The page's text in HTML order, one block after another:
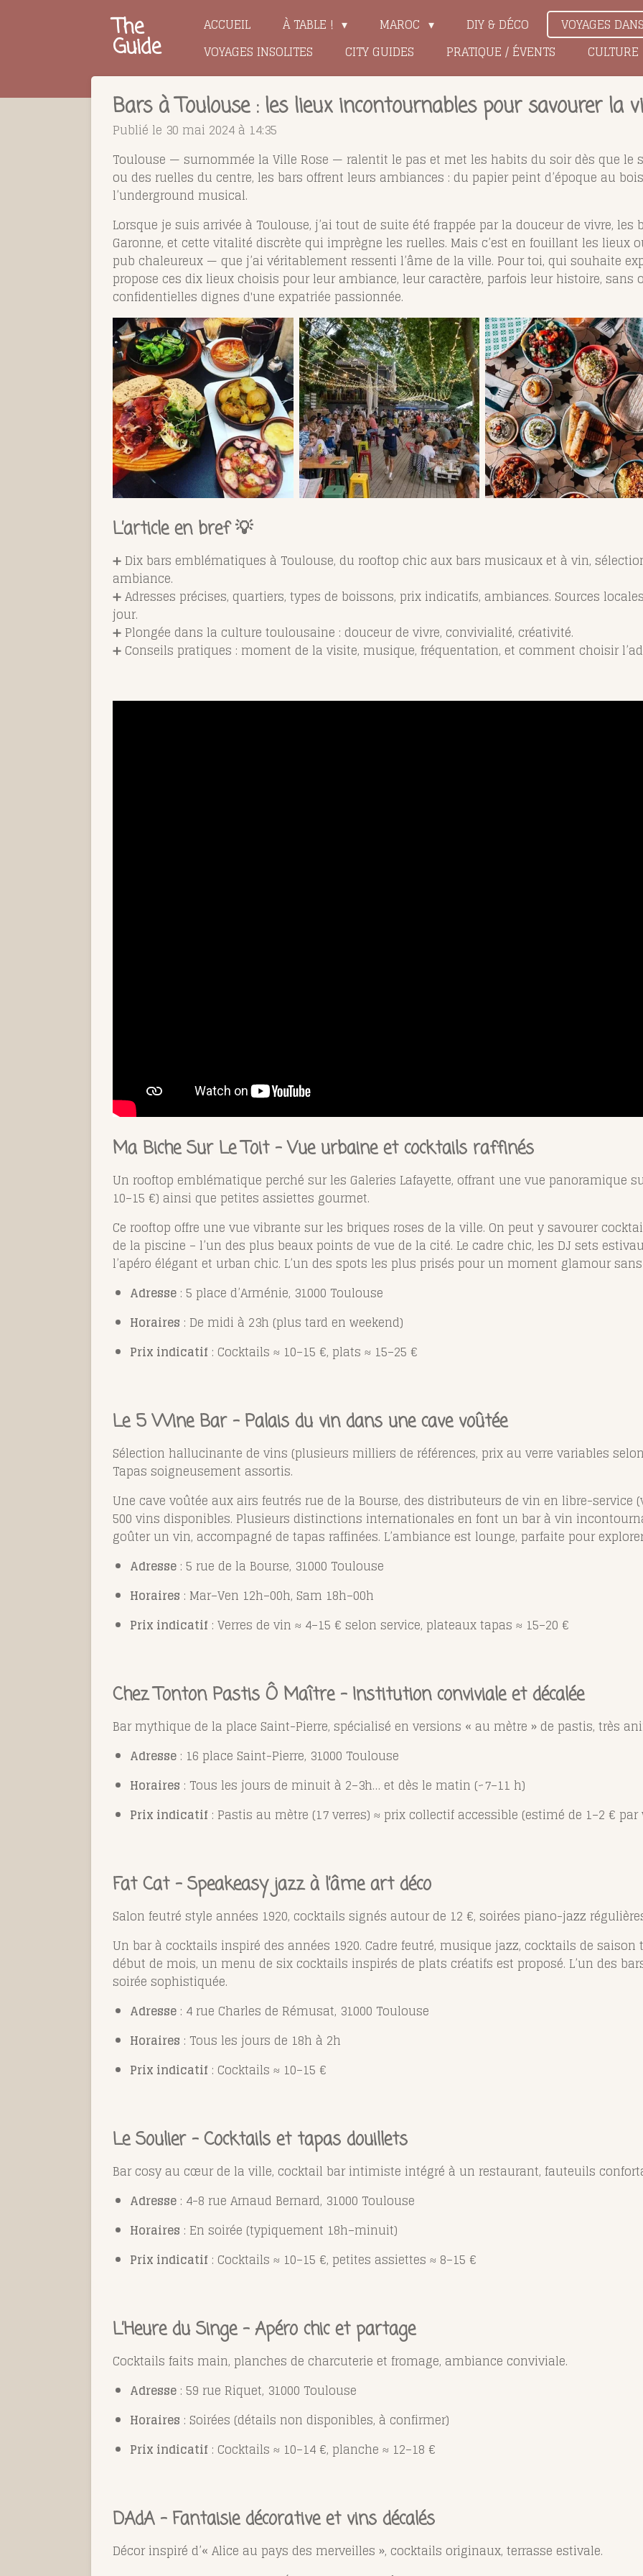
The
Guide
ACCUEIL À TABLE ! MAROC DIY & DÉCO
VOYAGES
VOYAGES INSOLITES
CITY GUIDES PRATIQUE / ÉVENTS CULTURE
Bars à Toulouse : les lieux incontournables pour savourer la
Publié le 30 mai 2024 à 14:35
Toulouse — surnommée la Ville Rose — ralentit le pas et met les habits du soir dès que le
ou des ruelles du centre, les bars offrent leurs ambiances : du papier peint d’époque au
l’underground musical.
Lorsque je suis arrivée à Toulouse, j’ai tout de suite été frappée par la douceur de vivre,
Garonne, et cette vitalité discrète qui imprègne les ruelles. Mais c’est en fouillant les lieux
pub chaleureux — que j’ai véritablement ressenti l’âme de la ville. Pour toi, qui souhaite
propose ces dix lieux choisis pour leur ambiance, leur caractère, parfois leur histoire,
confidentielles dignes d'une expatriée passionnée.
L’article en bref 💡
➕ Dix bars emblématiques à Toulouse, du rooftop chic aux bars musicaux et à vin,
ambiance.
➕ Adresses précises, quartiers, types de boissons, prix indicatifs, ambiances. Sources
jour.
➕ Plongée dans la culture toulousaine : douceur de vivre, convivialité, créativité.
➕ Conseils pratiques : moment de la visite, musique, fréquentation, et comment choisir
Ma Biche Sur Le Toit – Vue urbaine et cocktails raffinés
Un rooftop emblématique perché sur les Galeries Lafayette, offrant une vue panoramique
10–15 €) ainsi que petites assiettes gourmet.
Ce rooftop offre une vue vibrante sur les briques roses de la ville. On peut y savourer
de la piscine – l’un des plus beaux points de vue de la cité. Le cadre chic, les DJ sets
l’apéro élégant et urban chic. L’un des spots les plus prisés pour un moment glamour
Adresse : 5 place d’Arménie, 31000 Toulouse
Horaires : De midi à 23h (plus tard en weekend)
Prix indicatif : Cocktails ≈ 10–15 €, plats ≈ 15–25 €
Le 5 Wine Bar – Palais du vin dans une cave voûtée
Sélection hallucinante de vins (plusieurs milliers de références, prix au verre variables
Tapas soigneusement assortis.
Une cave voûtée aux airs feutrés rue de la Bourse, des distributeurs de vin en libre-service
500 vins disponibles. Plusieurs distinctions internationales en font un bar à vin
goûter un vin, accompagné de tapas raffinées. L’ambiance est lounge, parfaite pour
Adresse : 5 rue de la Bourse, 31000 Toulouse
Horaires : Mar–Ven 12h–00h, Sam 18h–00h
Prix indicatif : Verres de vin ≈ 4–15 € selon service, plateaux tapas ≈ 15–20 €
Chez Tonton Pastis Ô Maître – Institution conviviale et décalée
Bar mythique de la place Saint-Pierre, spécialisé en versions « au mètre » de pastis, très
Adresse : 16 place Saint-Pierre, 31000 Toulouse
Horaires : Tous les jours de minuit à 2–3h… et dès le matin (~7–11 h)
Prix indicatif : Pastis au mètre (17 verres) ≈ prix collectif accessible (estimé de 1–2 € par
Fat Cat – Speakeasy jazz à l’âme art déco
Salon feutré style années 1920, cocktails signés autour de 12 €, soirées piano-jazz
Un bar à cocktails inspiré des années 1920. Cadre feutré, musique jazz, cocktails de saison
début de mois, un menu de six cocktails inspirés de plats créatifs est proposé. L’un des
soirée sophistiquée.
Adresse : 4 rue Charles de Rémusat, 31000 Toulouse
Horaires : Tous les jours de 18h à 2h
Prix indicatif : Cocktails ≈ 10–15 €
Le Soulier – Cocktails et tapas douillets
Bar cosy au cœur de la ville, cocktail bar intimiste intégré à un restaurant, fauteuils
Adresse : 4-8 rue Arnaud Bernard, 31000 Toulouse
Horaires : En soirée (typiquement 18h–minuit)
Prix indicatif : Cocktails ≈ 10–15 €, petites assiettes ≈ 8–15 €
L’Heure du Singe – Apéro chic et partage
Cocktails faits main, planches de charcuterie et fromage, ambiance conviviale.
Adresse : 59 rue Riquet, 31000 Toulouse
Horaires : Soirées (détails non disponibles, à confirmer)
Prix indicatif : Cocktails ≈ 10–14 €, planche ≈ 12–18 €
DAdA – Fantaisie décorative et vins décalés
Décor inspiré d’« Alice au pays des merveilles », cocktails originaux, terrasse estivale.